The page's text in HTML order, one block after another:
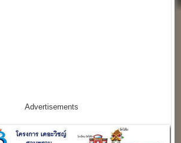
Advertisements